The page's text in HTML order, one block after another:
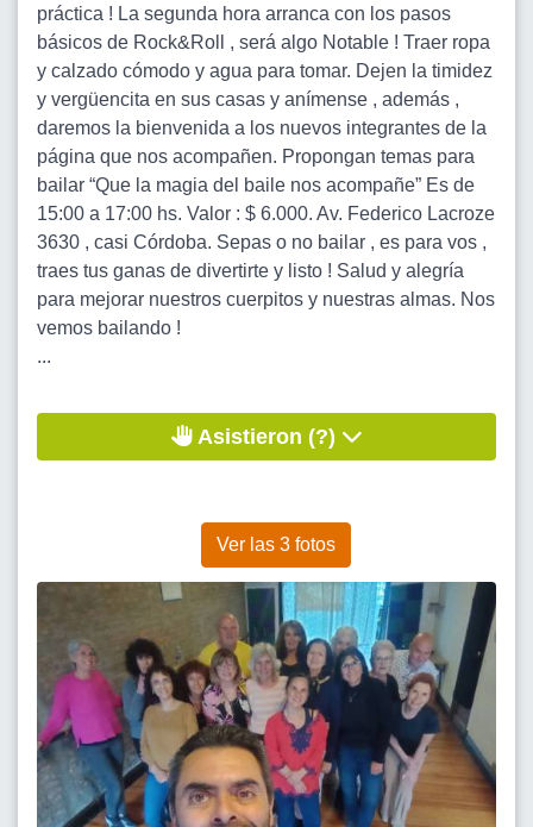
práctica ! La segunda hora arranca con los pasos
básicos de Rock&Roll , será algo Notable ! Traer ropa
y calzado cómodo y agua para tomar. Dejen la timidez
y vergüencita en sus casas y anímense , además ,
daremos la bienvenida a los nuevos integrantes de la
página que nos acompañen. Propongan temas para
bailar “Que la magia del baile nos acompañe” Es de
15:00 a 17:00 hs. Valor : $ 6.000. Av. Federico Lacroze
3630 , casi Córdoba. Sepas o no bailar , es para vos ,
traes tus ganas de divertirte y listo ! Salud y alegría
para mejorar nuestros cuerpitos y nuestras almas. Nos
vemos bailando !
...
Asistieron (?)
Ver las 3 fotos